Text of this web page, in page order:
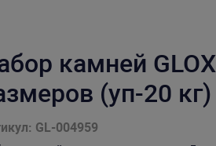
камней
(уп-20 кг)
GL-004959